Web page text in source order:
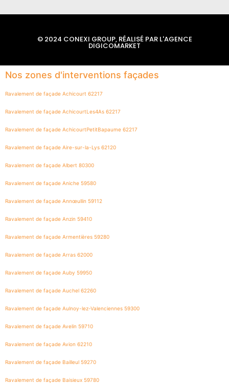
© 2024 CONEXI GROUP, RÉALISÉ PAR L'AGENCE
DIGICOMARKET
Nos zones d'interventions façades
Ravalement de façade Achicourt 62217
Ravalement de façade AchicourtLes4As 62217
Ravalement de façade AchicourtPetitBapaume 62217
Ravalement de façade Aire-sur-la-Lys 62120
Ravalement de façade Albert 80300
Ravalement de façade Aniche 59580
Ravalement de façade Annœullin 59112
Ravalement de façade Anzin 59410
Ravalement de façade Armentières 59280
Ravalement de façade Arras 62000
Ravalement de façade Auby 59950
Ravalement de façade Auchel 62260
Ravalement de façade Aulnoy-lez-Valenciennes 59300
Ravalement de façade Avelin 59710
Ravalement de façade Avion 62210
Ravalement de façade Bailleul 59270
Ravalement de façade Baisieux 59780